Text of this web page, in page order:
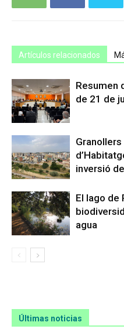
Artículos relacionados
Resumen
de 21 de
inversió
El lago de
agua
Últimas noticias